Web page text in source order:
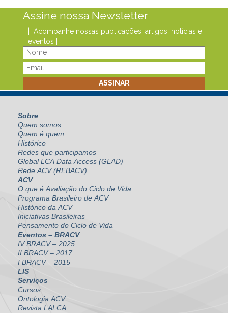
Assine nossa Newsletter
| Acompanhe nossas publicações, artigos, notícias e
eventos |
Sobre
Quem somos
Quem é quem
Histórico
Redes que participamos
Global LCA Data Access (GLAD)
Rede ACV (REBACV)
ACV
O que é Avaliação do Ciclo de Vida
Programa Brasileiro de ACV
Histórico da ACV
Iniciativas Brasileiras
Pensamento do Ciclo de Vida
Eventos – BRACV
IV BRACV – 2025
II BRACV – 2017
I BRACV – 2015
LIS
Serviços
Cursos
Ontologia ACV
Revista LALCA